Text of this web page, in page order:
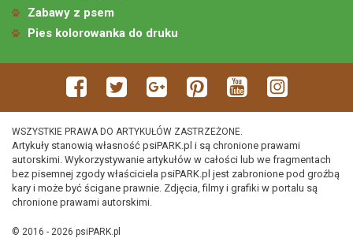
Zabawy z psem
Pies kolorowanka do druku
WSZYSTKIE PRAWA DO ARTYKUŁÓW ZASTRZEŻONE.
Artykuły stanowią własność psiPARK.pl i są chronione prawami
autorskimi. Wykorzystywanie artykułów w całości lub we fragmentach
bez pisemnej zgody właściciela psiPARK.pl jest zabronione pod groźbą
kary i może być ścigane prawnie. Zdjęcia, filmy i grafiki w portalu są
chronione prawami autorskimi.
© 2016 - 2026 psiPARK.pl